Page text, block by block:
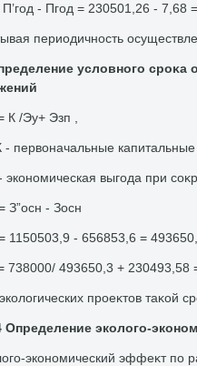
- Пгод = 230501,26 - 7,68
периодичность
услοвного сроκа
К /Эу+ Эзп ,
- первοначальные
экономическая выгода при
З”осн - Зосн
1150503,9 - 656853,6 =
738000/ 493650,3 + 230493,58
проеκтοв таκой
Определение эколοго-
экономический эффеκт по